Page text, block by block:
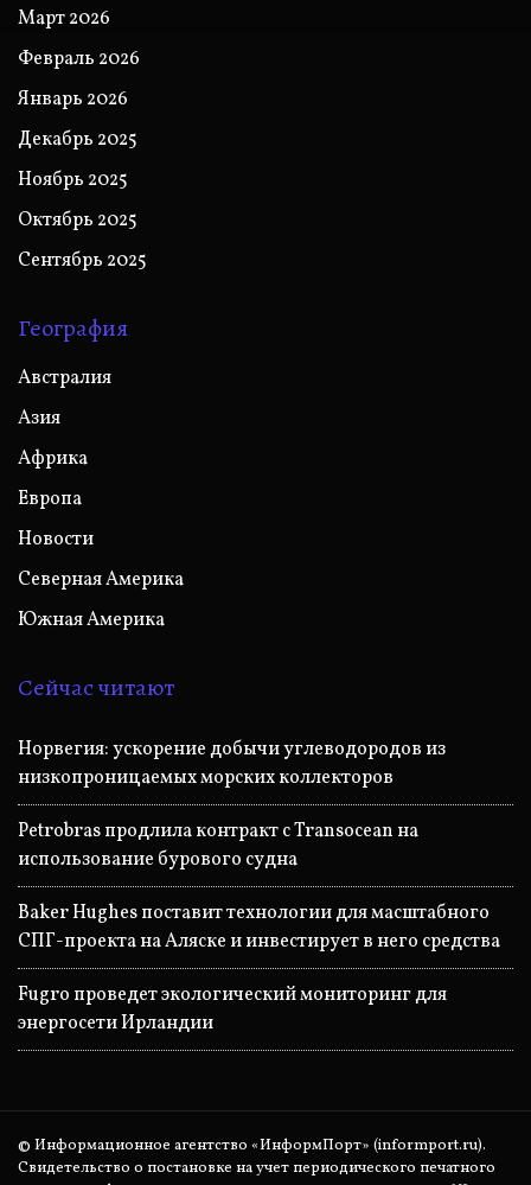
Март 2026
Февраль 2026
Январь 2026
Декабрь 2025
Ноябрь 2025
Октябрь 2025
Сентябрь 2025
География
Австралия
Азия
Африка
Европа
Новости
Северная Америка
Южная Америка
Сейчас читают
Норвегия: ускорение добычи углеводородов из
низкопроницаемых морских коллекторов
Petrobras продлила контракт с Transocean на
использование бурового судна
Baker Hughes поставит технологии для масштабного
СПГ-проекта на Аляске и инвестирует в него средства
Fugro проведет экологический мониторинг для
энергосети Ирландии
© Информационное агентство «ИнформПорт» (informport.ru).
Свидетельство о постановке на учет периодического печатного